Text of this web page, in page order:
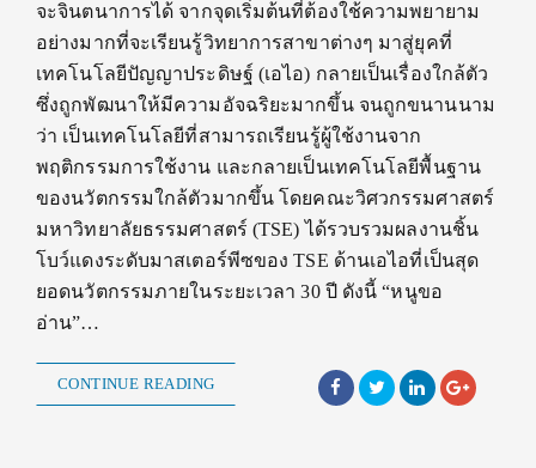
จะจินตนาการได้ จากจุดเริ่มต้นที่ต้องใช้ความพยายาม
อย่างมากที่จะเรียนรู้วิทยาการสาขาต่างๆ มาสู่ยุคที่
เทคโนโลยีปัญญาประดิษฐ์ (เอไอ) กลายเป็นเรื่องใกล้ตัว
ซึ่งถูกพัฒนาให้มีความอัจฉริยะมากขึ้น จนถูกขนานนาม
ว่า เป็นเทคโนโลยีที่สามารถเรียนรู้ผู้ใช้งานจาก
พฤติกรรมการใช้งาน และกลายเป็นเทคโนโลยีพื้นฐาน
ของนวัตกรรมใกล้ตัวมากขึ้น โดยคณะวิศวกรรมศาสตร์
มหาวิทยาลัยธรรมศาสตร์ (TSE) ได้รวบรวมผลงานชิ้น
โบว์แดงระดับมาสเตอร์พีซของ TSE ด้านเอไอที่เป็นสุด
ยอดนวัตกรรมภายในระยะเวลา 30 ปี ดังนี้ “หนูขอ
อ่าน”…
CONTINUE READING